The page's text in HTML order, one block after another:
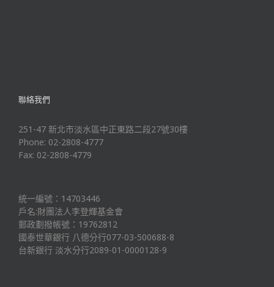
聯絡我們
251-47 新北市淡水區中正東路二段27號30樓
Phone: 02-2808-4777
Fax: 02-2808-4779
統一編號：14703446
戶名:財團法人李登輝基金會
郵政劃撥帳號：19762812
國泰世華銀行 八德分行077-03-500688-8
台新銀行 淡水分行2089-01-0000128-9